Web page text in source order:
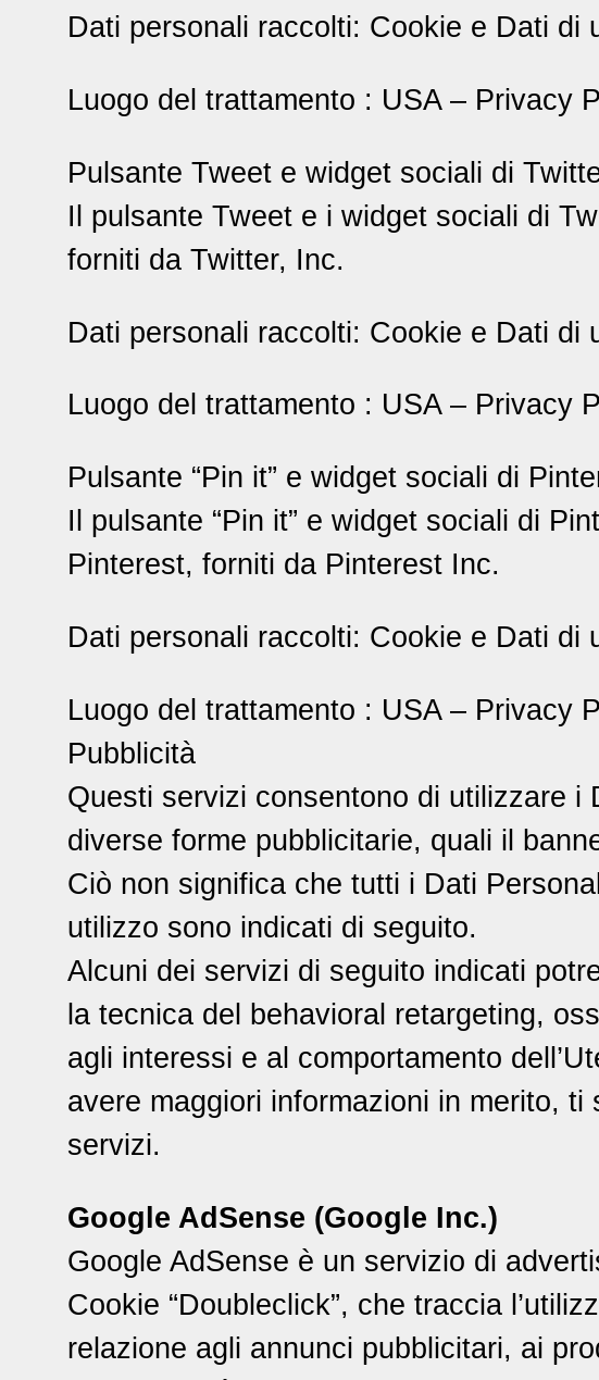
Dati personali raccolti: Cookie e Dati di
Luogo del trattamento : USA – Privacy
Pulsante Tweet e widget sociali di
Il pulsante Tweet e i widget sociali di
forniti da Twitter, Inc.
Dati personali raccolti: Cookie e Dati di
Luogo del trattamento : USA – Privacy
Pulsante “Pin it” e widget sociali di
Il pulsante “Pin it” e widget sociali di
Pinterest, forniti da Pinterest Inc.
Dati personali raccolti: Cookie e Dati di
Luogo del trattamento : USA – Privacy
Pubblicità
Questi servizi consentono di utilizzare i
diverse forme pubblicitarie, quali il
Ciò non significa che tutti i Dati
utilizzo sono indicati di seguito.
Alcuni dei servizi di seguito indicati
la tecnica del behavioral retargeting,
agli interessi e al comportamento
avere maggiori informazioni in merito,
servizi.
Google AdSense (Google Inc.)
Google AdSense è un servizio di
Cookie “Doubleclick”, che traccia
relazione agli annunci pubblicitari, ai